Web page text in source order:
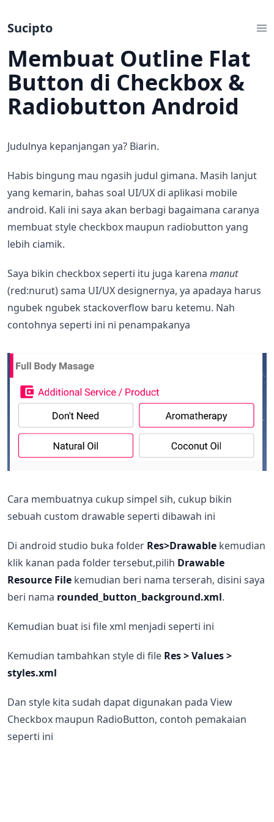
Sucipto
Membuat Outline Flat
Button di Checkbox &
Radiobutton Android
Judulnya kepanjangan ya? Biarin.
Habis bingung mau ngasih judul gimana. Masih lanjut
yang kemarin, bahas soal UI/UX di aplikasi mobile
android. Kali ini saya akan berbagi bagaimana caranya
membuat style checkbox maupun radiobutton yang
lebih ciamik.
Saya bikin checkbox seperti itu juga karena manut
(red:nurut) sama UI/UX designernya, ya apadaya harus
ngubek ngubek stackoverflow baru ketemu. Nah
contohnya seperti ini ni penampakanya
Cara membuatnya cukup simpel sih, cukup bikin
sebuah custom drawable seperti dibawah ini
Di android studio buka folder Res>Drawable kemudian
klik kanan pada folder tersebut,pilih Drawable
Resource File kemudian beri nama terserah, disini saya
beri nama rounded_button_background.xml.
Kemudian buat isi file xml menjadi seperti ini
Kemudian tambahkan style di file Res > Values >
styles.xml
Dan style kita sudah dapat digunakan pada View
Checkbox maupun RadioButton, contoh pemakaian
seperti ini